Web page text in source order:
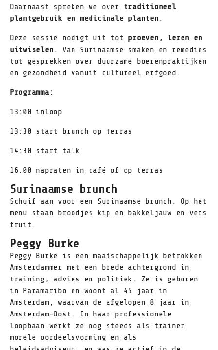
Daarnaast spreken we over traditioneel
plantgebruik en medicinale planten .
Deze sessie nodigt uit tot proeven, leren en
uitwiselen . Van Surinaamse smaken en remedies
tot gesprekken over duurzame boerenpraktijken
en gezondheid vanuit cultureel erfgoed.
Programma:
13:00 inloop
13:30 start brunch op terras
14:30 start talk
16.00 napraten in café of op terras
Surinaamse brunch
Schuif aan voor een Surinaamse brunch. Op het
menu staan broodjes kip en bakkeljauw en vers
fruit.
Peggy Burke
Peggy Burke is een maatschappelijk betrokken
Amsterdammer met een brede achtergrond in
training, advies en politiek. Ze is geboren
in Paramaribo en woont al 45 jaar in
Amsterdam, waarvan de afgelopen 8 jaar in
Amsterdam-Oost. In haar professionele
loopbaan werkt ze nog steeds als trainer
morele oordeelsvorming en als